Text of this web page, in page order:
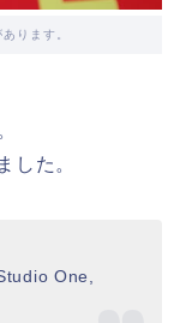
ります。
した。
One,